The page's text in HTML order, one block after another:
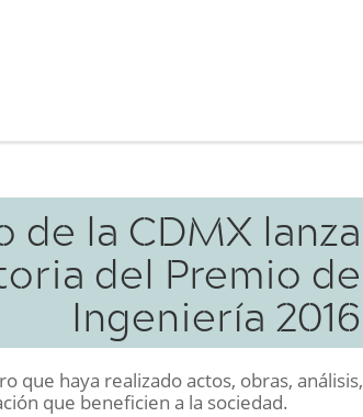
de la CDMX lanza
del Premio de
Ingeniería 2016
que haya realizado actos, obras, análisis,
que beneficien a la sociedad.